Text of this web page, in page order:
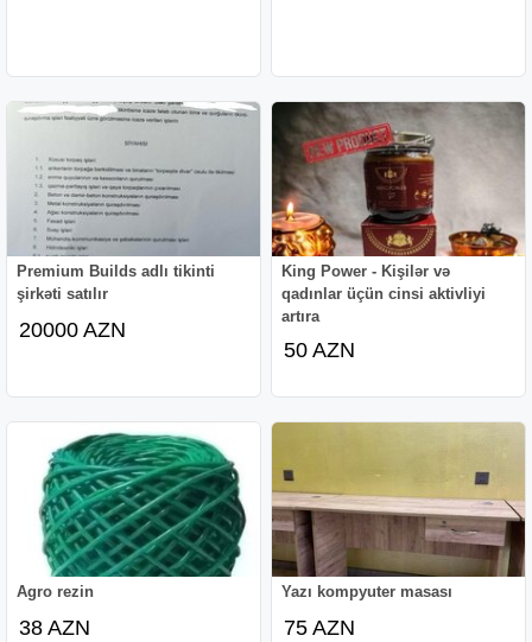
Premium Builds adlı tikinti
şirkəti satılır
20000 AZN
King Power - Kişilər və
qadınlar üçün cinsi aktivliyi
artıra
50 AZN
Agro rezin
38 AZN
Yazı kompyuter masası
75 AZN